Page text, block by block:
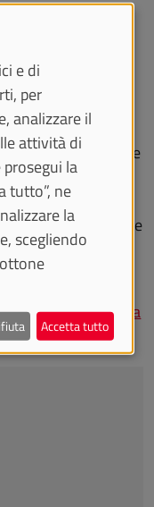
a cui
il rapporto
sulla
maturate durante
di studi
e il rapporto
nei primi cinque
titolo.
- AlmaLaurea
e di
per
analizzare il
attività di
la
tutto”, ne
la
scegliendo
Accetta tutto